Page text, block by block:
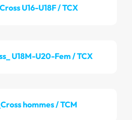
U16-U18F / TCX
U18M-U20-Fem / TCX
hommes / TCM